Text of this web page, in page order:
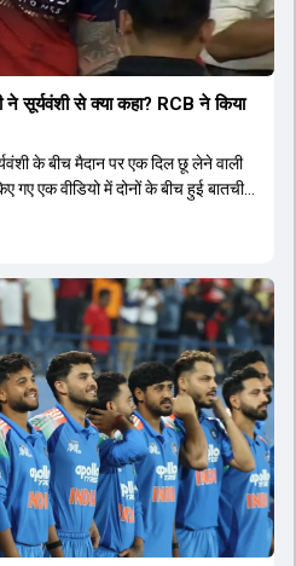
ने सूर्यवंशी से क्या कहा? RCB ने किया
के बीच मैदान पर एक दिल छू लेने वाली
गए एक वीडियो में दोनों के बीच हुई बातचीत